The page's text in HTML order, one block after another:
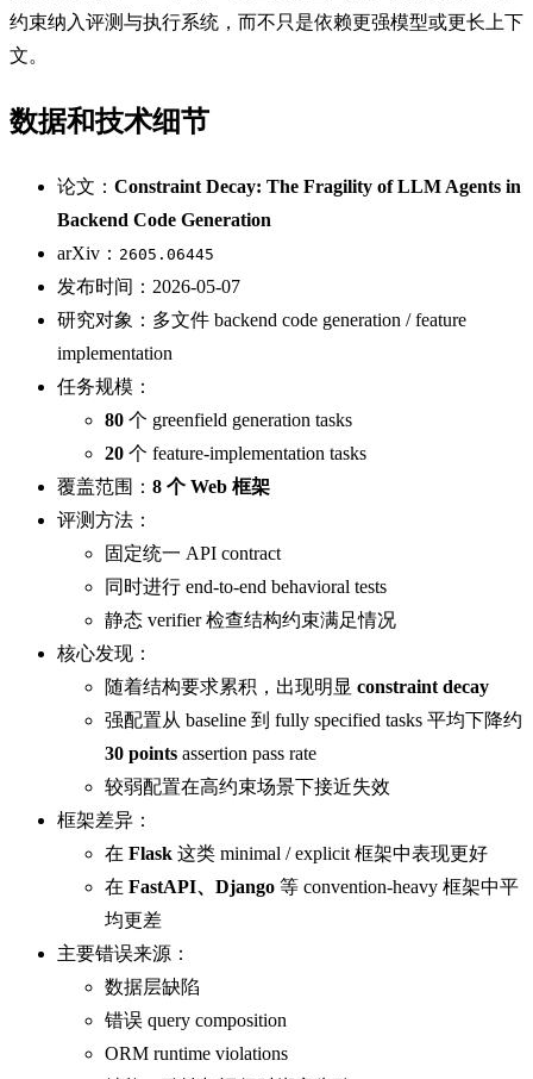
约束纳入评测与执行系统，而不只是依赖更强模型或更长上下
文。
数据和技术细节
论文： Constraint Decay: The Fragility of LLM Agents in
Backend Code Generation
arXiv： 2605.06445
发布时间：2026-05-07
研究对象：多文件 backend code generation / feature
implementation
任务规模：
80 个 greenfield generation tasks
20 个 feature-implementation tasks
覆盖范围： 8 个 Web 框架
评测方法：
固定统一 API contract
同时进行 end-to-end behavioral tests
静态 verifier 检查结构约束满足情况
核心发现：
随着结构要求累积，出现明显 constraint decay
强配置从 baseline 到 fully specified tasks 平均下降约
30 points assertion pass rate
较弱配置在高约束场景下接近失效
框架差异：
在 Flask 这类 minimal / explicit 框架中表现更好
在 FastAPI、Django 等 convention-heavy 框架中平
均更差
主要错误来源：
数据层缺陷
错误 query composition
ORM runtime violations